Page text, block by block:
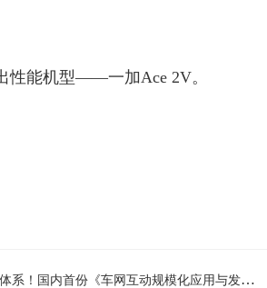
性能机型——一加Ace 2V。
构建车网互动生态体系！国内首份《车网互动规模化应用与发展白皮书》发布